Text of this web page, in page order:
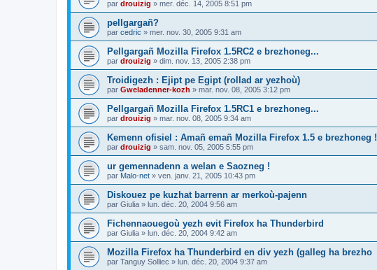
par drouizig » mer. déc. 14, 2005 8:51 pm
pellgargañ?
par cedric » mer. nov. 30, 2005 9:31 am
Pellgargañ Mozilla Firefox 1.5RC2 e brezhoneg...
par drouizig » dim. nov. 13, 2005 2:38 pm
Troidigezh : Ejipt pe Egipt (rollad ar yezhoù)
par Gweladenner-kozh » mar. nov. 08, 2005 3:12 pm
Pellgargañ Mozilla Firefox 1.5RC1 e brezhoneg...
par drouizig » mar. nov. 08, 2005 9:34 am
Kemenn ofisiel : Amañ emañ Mozilla Firefox 1.5 e brezhoneg !
par drouizig » sam. nov. 05, 2005 5:55 pm
ur gemennadenn a welan e Saozneg !
par Malo-net » ven. janv. 21, 2005 10:43 pm
Diskouez pe kuzhat barrenn ar merkoù-pajenn
par Giulia » lun. déc. 20, 2004 9:56 am
Fichennaouegoù yezh evit Firefox ha Thunderbird
par Giulia » lun. déc. 20, 2004 9:42 am
Mozilla Firefox ha Thunderbird en div yezh (galleg ha brezho
par Tanguy Solliec » lun. déc. 20, 2004 9:37 am